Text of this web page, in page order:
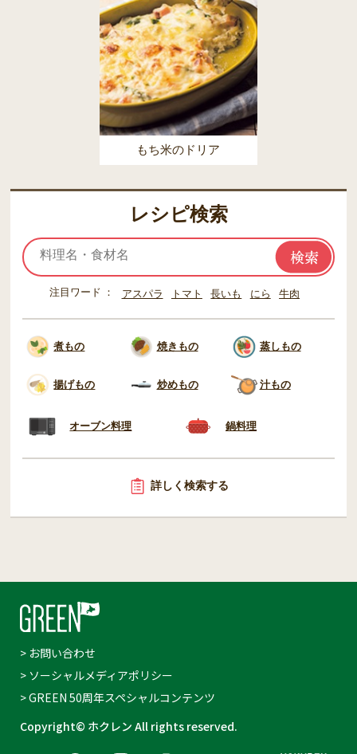
もち米のドリア
レシピ検索
注目ワード アスパラ トマト 長いも にら 牛肉
煮もの 焼きもの 蒸しもの
揚げもの 炒めもの 汁もの
オーブン料理 鍋料理
詳しく検索する
> お問い合わせ
> ソーシャルメディアポリシー
> GREEN 50周年スペシャルコンテンツ
Copyright© ホクレン All rights reserved.